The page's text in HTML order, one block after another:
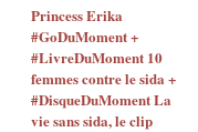
Princess Erika
#GoDuMoment +
#LivreDuMoment 10
femmes contre le sida +
#DisqueDuMoment La
vie sans sida, le clip